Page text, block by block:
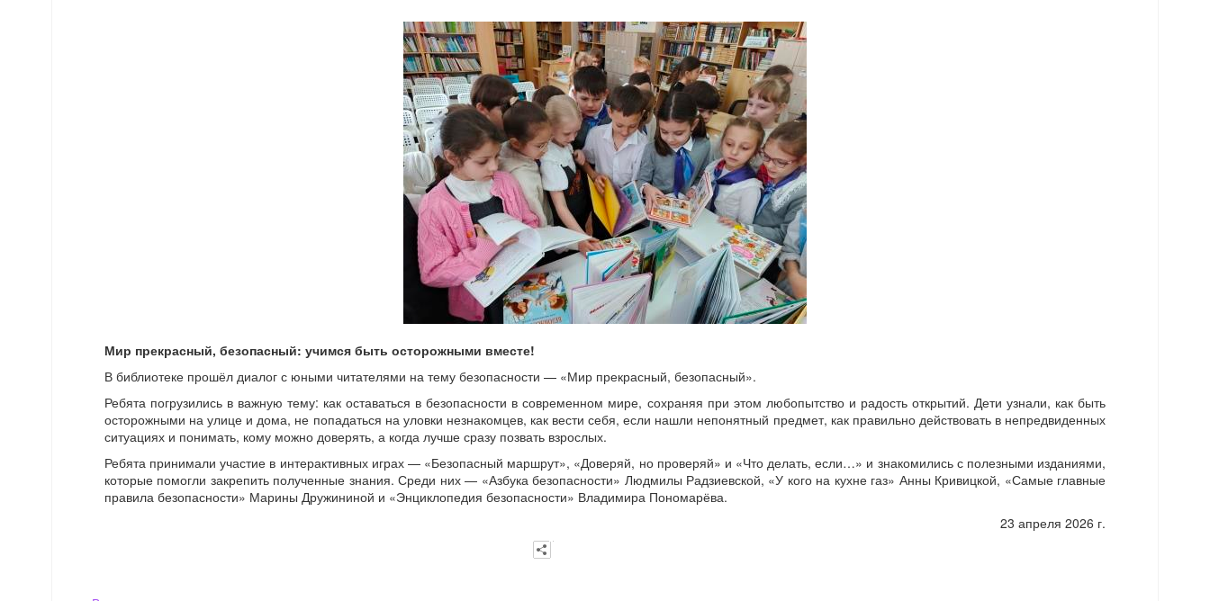
Мир прекрасный, безопасный: учимся быть осторожными вместе!
В библиотеке прошёл диалог с юными читателями на тему безопасности — «Мир прекрасный, безопасный».
Ребята погрузились в важную тему: как оставаться в безопасности в современном мире, сохраняя при этом любопытство и радость открытий. Дети узнали, как быть
осторожными на улице и дома, не попадаться на уловки незнакомцев, как вести себя, если нашли непонятный предмет, как правильно действовать в непредвиденных
ситуациях и понимать, кому можно доверять, а когда лучше сразу позвать взрослых.
Ребята принимали участие в интерактивных играх — «Безопасный маршрут», «Доверяй, но проверяй» и «Что делать, если…» и знакомились с полезными изданиями,
которые помогли закрепить полученные знания. Среди них — «Азбука безопасности» Людмилы Радзиевской, «У кого на кухне газ» Анны Кривицкой, «Самые главные
правила безопасности» Марины Дружининой и «Энциклопедия безопасности» Владимира Пономарёва.
23 апреля 2026 г.